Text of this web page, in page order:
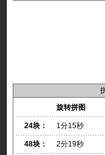
旋转拼图
24块： 1分15秒
48块： 2分19秒